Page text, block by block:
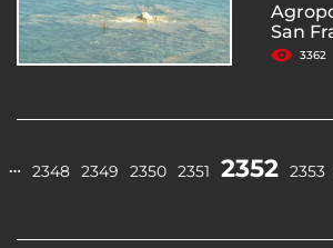
San
3362
… 2348 2349 2350 2351 2352 2353